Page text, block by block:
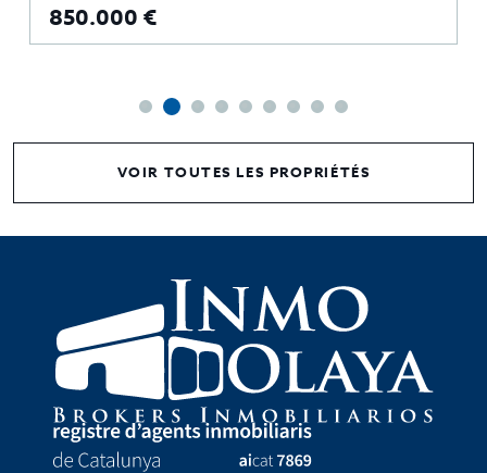
850.000 €
VOIR TOUTES LES PROPRIÉTÉS